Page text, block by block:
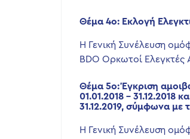
Θέμα 4ο: Εκλογή
Η Γενική Συνέλευση
BDO Ορκωτοί Ελεγκτές
Θέμα 5ο: Έγκριση
01.01.2018 – 31.12.2018
31.12.2019, σύμφωνα με
Η Γενική Συνέλευση